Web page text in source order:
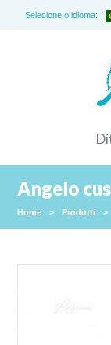
Selecione o idioma:
Angelo
Home > Prodotti >